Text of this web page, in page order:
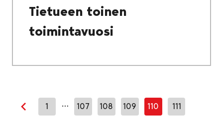
Tietueen toinen
toimintavuosi
Edellinen sivu
1 … 107 108 109 110 111